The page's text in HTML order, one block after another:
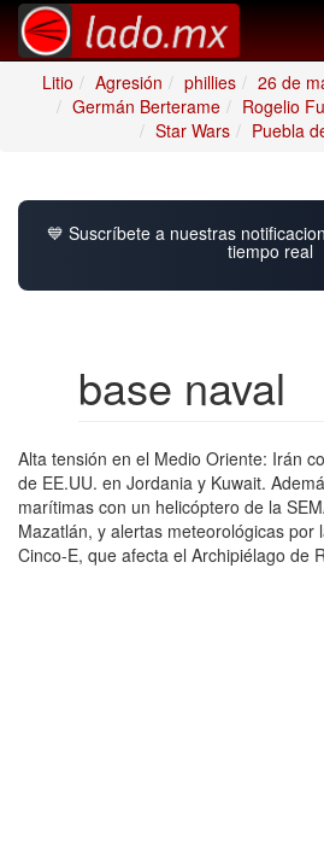
Litio
Agresión phillies 26 de
Germán Berterame
Rogelio
Star Wars
Puebla
💙 Suscríbete a nuestras
tiempo real
base naval
Alta tensión en el Medio Oriente: Irán
de EE.UU. en Jordania y Kuwait.
marítimas con un helicóptero de la
Mazatlán, y alertas meteorológicas por
Cinco-E, que afecta el Archipiélago de